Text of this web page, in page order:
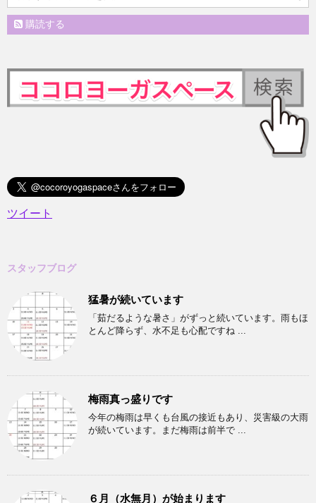
購読する
ツイート
スタッフブログ
猛暑が続いています
「茹だるような暑さ」がずっと続いています。雨もほ
とんど降らず、水不足も心配ですね ...
梅雨真っ盛りです
今年の梅雨は早くも台風の接近もあり、災害級の大雨
が続いています。まだ梅雨は前半で ...
６月（水無月）が始まります